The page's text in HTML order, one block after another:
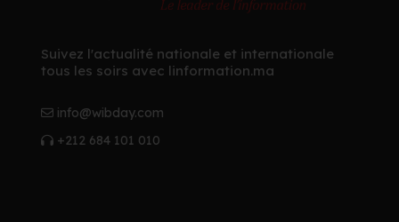
Suivez l'actualité nationale et internationale
tous les soirs avec linformation.ma
info@wibday.com
+212 684 101 010